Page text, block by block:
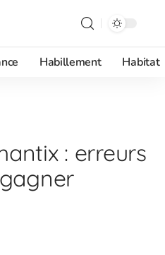
Habillement Habitat
: erreurs